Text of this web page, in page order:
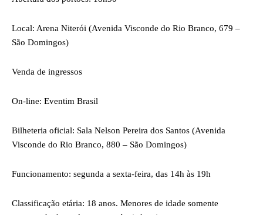
Local: Arena Niterói (Avenida Visconde do Rio Branco, 679 –
São Domingos)
Venda de ingressos
On-line: Eventim Brasil
Bilheteria oficial: Sala Nelson Pereira dos Santos (Avenida
Visconde do Rio Branco, 880 – São Domingos)
Funcionamento: segunda a sexta-feira, das 14h às 19h
Classificação etária: 18 anos. Menores de idade somente